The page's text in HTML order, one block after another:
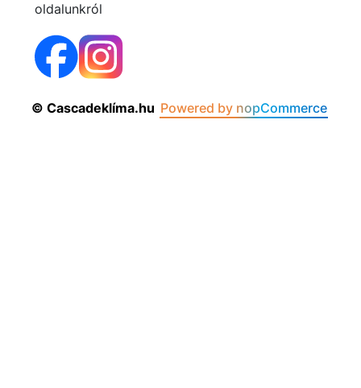
oldalunkról
© Cascadeklíma.hu Powered by nopCommerce